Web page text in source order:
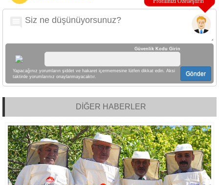
Güvenlik Kodu Girin
Yapacağınız yorumların şiddet ve hakaret içermemesine lütfen dikkat edin. Aksi
taktirde yorumlarınız onaylanmayacaktır.
Gönder
DİĞER HABERLER